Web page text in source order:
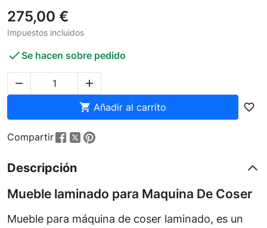
275,00 €
Impuestos incluidos
Se hacen sobre pedido


 Añadir al carrito favorite_border
Compartir
Descripción
Mueble laminado para Maquina De Coser
Mueble para máquina de coser laminado, es un